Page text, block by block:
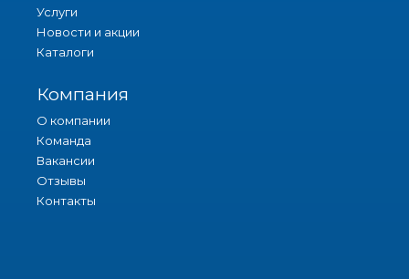
Услуги
Новости и акции
Каталоги
Компания
О компании
Команда
Вакансии
Отзывы
Контакты